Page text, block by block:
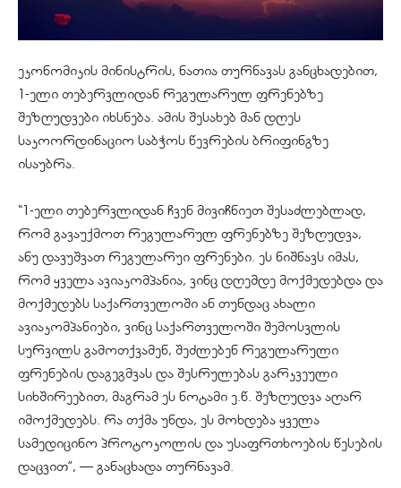
ეკონომიკის მინისტრის, ნათია თურნავას განცხადებით,
1-ელი თებერვლიდან რეგულარულ ფრენებზე
შეზღუდვები იხსნება. ამის შესახებ მან დღეს
საკოორდინაციო საბჭოს წევრების ბრიფინგზე
ისაუბრა.
“1-ელი თებერვლიდან ჩვენ მივიჩნიეთ შესაძლებლად,
რომ გავაუქმოთ რეგულარულ ფრენებზე შეზღუდვა,
ანუ დავუშვათ რეგულარუი ფრენები. ეს ნიშნავს იმას,
რომ ყველა ავიაკომპანია, ვინც დღემდე მოქმედებდა და
მოქმედებს საქართველოში ან თუნდაც ახალი
ავიაკომპანიები, ვინც საქართველოში შემოსვლის
სურვილს გამოთქვამენ, შეძლებენ რეგულარული
ფრენების დაგეგმვას და შესრულებას გარკვეული
სიხშირეებით, მაგრამ ეს ნოტამი ე.წ. შეზღუდვა აღარ
იმოქმედებს. რა თქმა უნდა, ეს მოხდება ყველა
სამედიცინო პროტოკოლის და უსაფრთხოების წესების
დაცვით”, — განაცხადა თურნავამ.